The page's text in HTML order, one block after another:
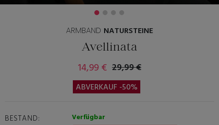
ARMBAND NATURSTEINE
Avellinata
14,99 € 29,99 €
ABVERKAUF -50%
BESTAND: Verfügbar